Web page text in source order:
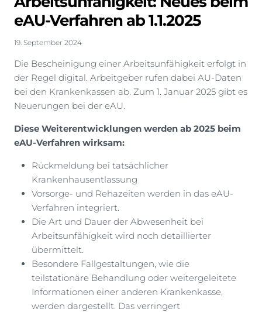
eAU-Verfahren ab 1.1.2025
19. September 2024
Die Bescheinigung einer Arbeitsunfähigkeit erfolgt in
der Regel digital. Arbeitgeber rufen dabei AU-Daten
bei den Krankenkassen ab. Zum 1. Januar 2025 gibt es
Neuerungen bei der eAU.
Diese Weiterentwicklungen werden ab 2025 beim
eAU-Verfahren wirksam:
Rückmeldung bei tatsächlicher
Krankenhausentlassung
Vorsorge- und Rehazeiten werden in das eAU-
Verfahren integriert.
Die Art und Dauer der Abwesenheit bei
Arbeitsunfähigkeit wird noch detaillierter
übermittelt.
Besondere Fallgestaltungen, wie die
teilstationäre Behandlung oder weitergeleitete
Informationen einer anderen Krankenkasse,
werden dargestellt. Das verringert